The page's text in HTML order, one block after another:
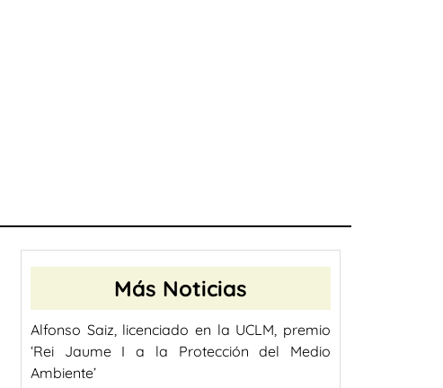
Más Noticias
Alfonso Saiz, licenciado en la UCLM, premio
‘Rei Jaume I a la Protección del Medio
Ambiente’